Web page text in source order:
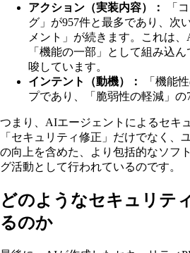
アクション（実装内容）：
「
グ」が957件と最多であり、次
メント」が続きます。これは
「機能の一部」として組み込
唆しています。
インテント（動機）：
「機能
プであり、「脆弱性の軽減」の
つまり、AIエージェントによるセキ
「セキュリティ修正」だけでなく、
の向上を含めた、より包括的なソフ
グ活動として行われているのです。
どのようなセキュリテ
るのか